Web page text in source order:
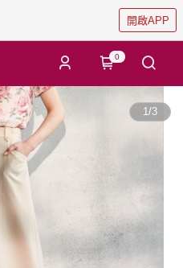
開啟APP
0
1/3